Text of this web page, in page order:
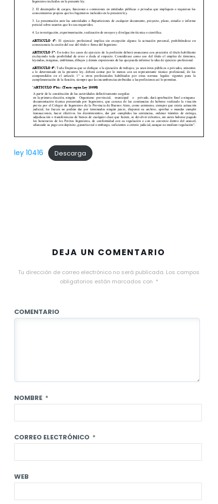
ley 10416 Descarga
DEJA UN COMENTARIO
Tu dirección de correo electrónico no será publicada. Los campos
obligatorios están marcados con *
COMENTARIO
NOMBRE *
CORREO ELECTRÓNICO *
WEB